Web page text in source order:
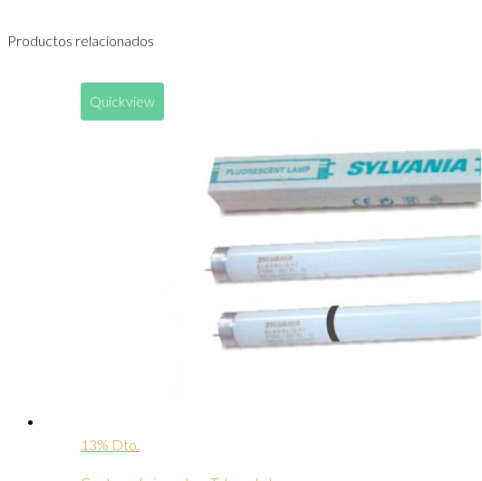
Productos relacionados
Quickview
13% Dto.